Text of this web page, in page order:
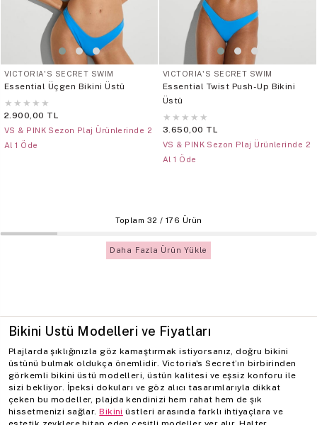
VICTORIA'S SECRET SWIM
Essential Üçgen Bikini Üstü
★ ★ ★ ★ ★
2.900,00 TL
VS & PINK Sezon Plaj Ürünlerinde 2
Al 1 Öde
VICTORIA'S SECRET SWIM
Essential Twist Push-Up Bikini
Üstü
★ ★ ★ ★ ★
3.650,00 TL
VS & PINK Sezon Plaj Ürünlerinde 2
Al 1 Öde
Toplam 32 / 176 Ürün
Daha Fazla Ürün Yükle
Bikini Üstü Modelleri ve Fiyatları
Plajlarda şıklığınızla göz kamaştırmak istiyorsanız, doğru bikini
üstünü bulmak oldukça önemlidir. Victoria's Secret’ın birbirinden
görkemli bikini üstü modelleri, üstün kalitesi ve eşsiz konforu ile
sizi bekliyor. İpeksi dokuları ve göz alıcı tasarımlarıyla dikkat
çeken bu modeller, plajda kendinizi hem rahat hem de şık
hissetmenizi sağlar.Bikini üstleri arasında farklı ihtiyaçlara ve